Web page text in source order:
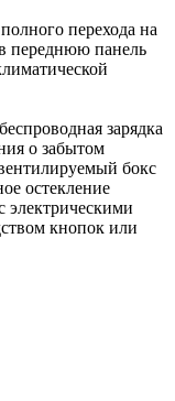
перехода на
переднюю панель
зарядка
о забытом
бокс
остекление
кнопок или